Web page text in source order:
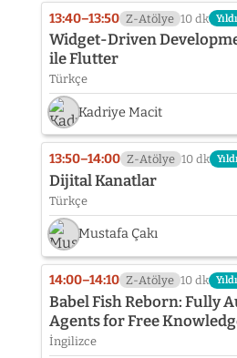
13:40–13:50 Z-Atölye 10 dk
Widget-Driven
ile Flutter
Türkçe
Kadriye Macit
13:50–14:00 Z-Atölye 10 dk
Dijital Kanatlar
Türkçe
Mustafa Çakı
14:00–14:10 Z-Atölye 10 dk
Babel Fish Reborn: Fully
Agents for Free
İngilizce